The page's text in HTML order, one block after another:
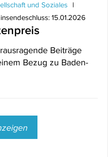
und Soziales
15.01.2026
Beiträge
Bezug zu Baden-